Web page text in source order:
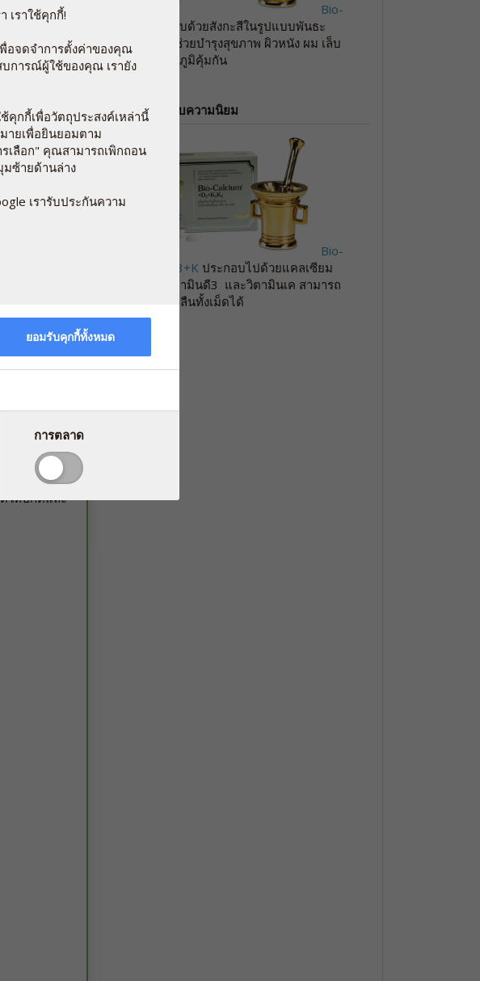
เมียมยีสต์ที่
ตาม
ความมั่นใจ
โปรตีน และ
ารทำงาน
ครเมียมเป็น
ก ทฤษฎีของ
คยได้รับการ
ยู่ด้วย เรียก
ง โครโมดูลิน
ข้มข้นของ
จบรรเทา
fix")
การอาหาร
ำหนักตัว แต่
ให้ปกติและ
Bio-
ประกอบด้วยสังกะสีในรูปแบบพันธะ
ออร์แกนิค ช่วยบำรุงสุขภาพ ผิวหนัง ผม เล็บ
กระดูก และภูมิคุ้มกัน
สินค้าที่ได้รับความนิยม
Bio-
Calcium+D3+K ประกอบไปด้วยแคลเซียม
ขนาดสูง วิตามินดี3 และวิตามินเค สามารถ
เคี้ยว หรือ กลืนทั้งเม็ดได้
เราใช้คุกกี้!
อจดจำการตั้งค่าของคุณ
การณ์ผู้ใช้ของคุณ เรายัง
กกี้เพื่อวัตถุประสงค์เหล่านี้
ายเพื่อยินยอมตาม
เลือก" คุณสามารถเพิกถอน
ซ้ายด้านล่าง
เรารับประกันความ
ยอมรับคุกกี้ทั้งหมด
การตลาด